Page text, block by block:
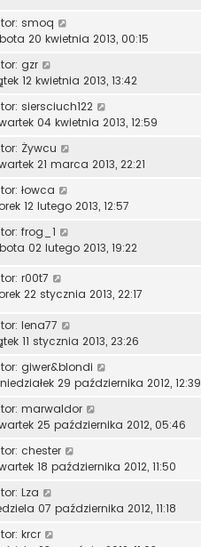
smoq
20 kwietnia 2013, 00:15
gzr
12 kwietnia 2013, 13:42
siersciuch122
04 kwietnia 2013, 12:59
Żywcu
21 marca 2013, 22:21
łowca
12 lutego 2013, 12:57
frog_1
02 lutego 2013, 19:22
r00t7
22 stycznia 2013, 22:17
lena77
11 stycznia 2013, 23:26
giwer&blondi
29 października 2012, 12:39
marwaldor
25 października 2012, 05:46
chester
18 października 2012, 11:50
Lza
07 października 2012, 11:18
krcr